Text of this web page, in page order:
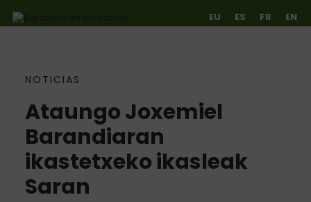
Ir directamente al contenido
EU ES FR EN
NOTICIAS
Ataungo Joxemiel
Barandiaran
ikastetxeko ikasleak
Saran